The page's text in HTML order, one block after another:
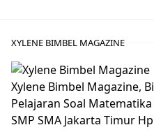
XYLENE BIMBEL MAGAZINE
Xylene Bimbel Magazine,
Pelajaran Soal Matematika
SMP SMA Jakarta Timur